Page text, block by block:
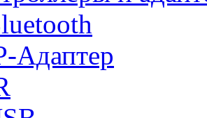
Адаптер